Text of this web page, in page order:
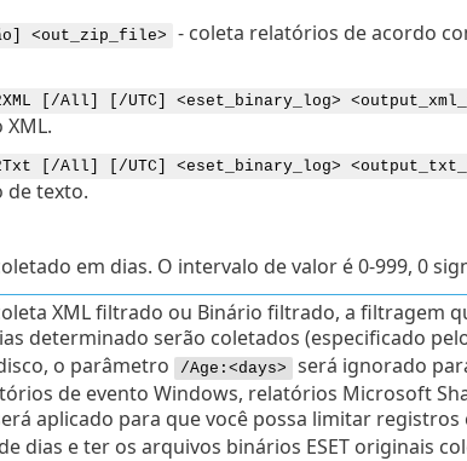
<out_zip_file>
- coleta relatórios de acordo
[/All] [/UTC] <eset_binary_log>
[/All] [/UTC] <eset_binary_log>
de texto.
em dias. O intervalo de valor é 0-999, 0
XML filtrado ou Binário filtrado, a filtragem
determinado serão coletados (especificado
o parâmetro
/Age:<days> será ignorado
de evento Windows, relatórios Microsoft
aplicado para que você possa limitar
dias e ter os arquivos binários ESET originais